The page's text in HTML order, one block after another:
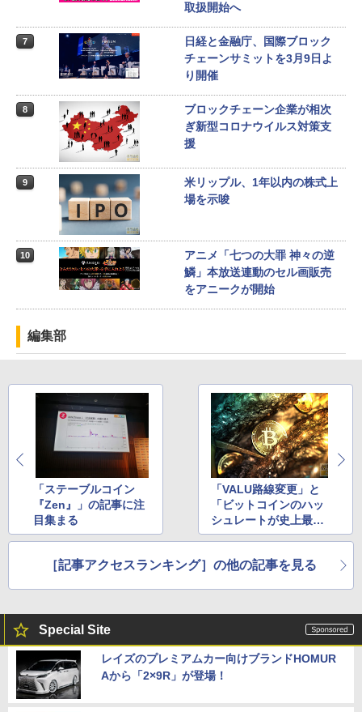
取扱開始へ
7
日経と金融庁、国際ブロック
チェーンサミットを3月9日よ
り開催
8
ブロックチェーン企業が相次
ぎ新型コロナウイルス対策支
援
9
米リップル、1年以内の株式上
場を示唆
10
アニメ「七つの大罪 神々の逆
鱗」本放送連動のセル画販売
をアニークが開始
編集部
「ステーブルコイン
『Zen』」の記事に注
目集まる
「VALU路線変更」と
「ビットコインのハッ
シュレートが史上最高
値」の記事に注目集ま
［記事アクセスランキング］の他の記事を見る
Special Site
レイズのプレミアムカー向けブランドHOMUR
Aから「2×9R」が登場！